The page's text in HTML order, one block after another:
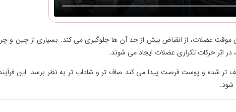
موقت عضلات، از انقباض بیش از حد آن ها جلوگیری می کند. بسیاری از چین و
اثر حرکات تکراری عضلات ایجاد می شوند.
تر شده و پوست فرصت پیدا می کند صاف تر و شاداب تر به نظر برسد. این
شود.